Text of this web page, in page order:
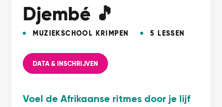
Djembé 🎵
MUZIEKSCHOOL KRIMPEN 5 LESSEN
DATA & INSCHRIJVEN
Voel de Afrikaanse ritmes door je lijf